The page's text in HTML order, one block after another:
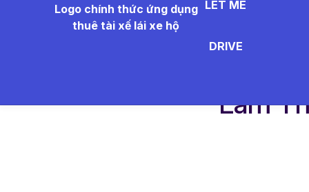
LET ME
DRIVE
Làm Thế Nào Để
Làm